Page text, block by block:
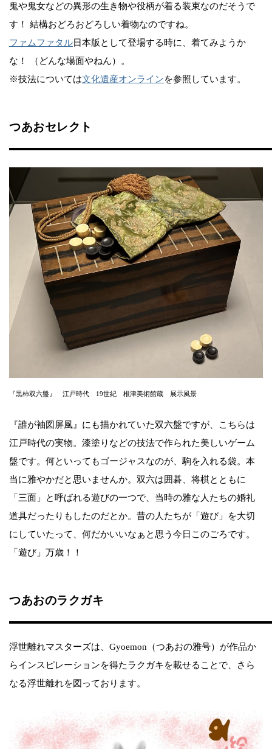
鬼や鬼女などの異形の生き物や役柄が着る装束なのだそうで
す！ 結構おどろおどろしい着物なのですね。
ファムファタル日本版として登場する時に、着てみようか
な！ （どんな場面やねん）。
※技法については文化遺産オンラインを参照しています。
つあおセレクト
『黒柿双六盤』 江戸時代 19世紀 根津美術館蔵 展示風景
『誰が袖図屏風』にも描かれていた双六盤ですが、こちらは
江戸時代の実物。漆塗りなどの技法で作られた美しいゲーム
盤です。何といってもゴージャスなのが、駒を入れる袋。本
当に雅やかだと思いませんか。双六は囲碁、将棋とともに
「三面」と呼ばれる遊びの一つで、当時の雅な人たちの婚礼
道具だったりもしたのだとか。昔の人たちが「遊び」を大切
にしていたって、何だかいいなぁと思う今日このごろです。
「遊び」万歳！！
つあおのラクガキ
浮世離れマスターズは、Gyoemon（つあおの雅号）が作品か
らインスピレーションを得たラクガキを載せることで、さら
なる浮世離れを図っております。